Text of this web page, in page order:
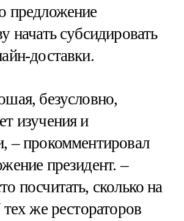
предложение
начать субсидировать
доставки.
безусловно,
изучения и
– прокомментировал
президент. –
посчитать, сколько на
же рестораторов